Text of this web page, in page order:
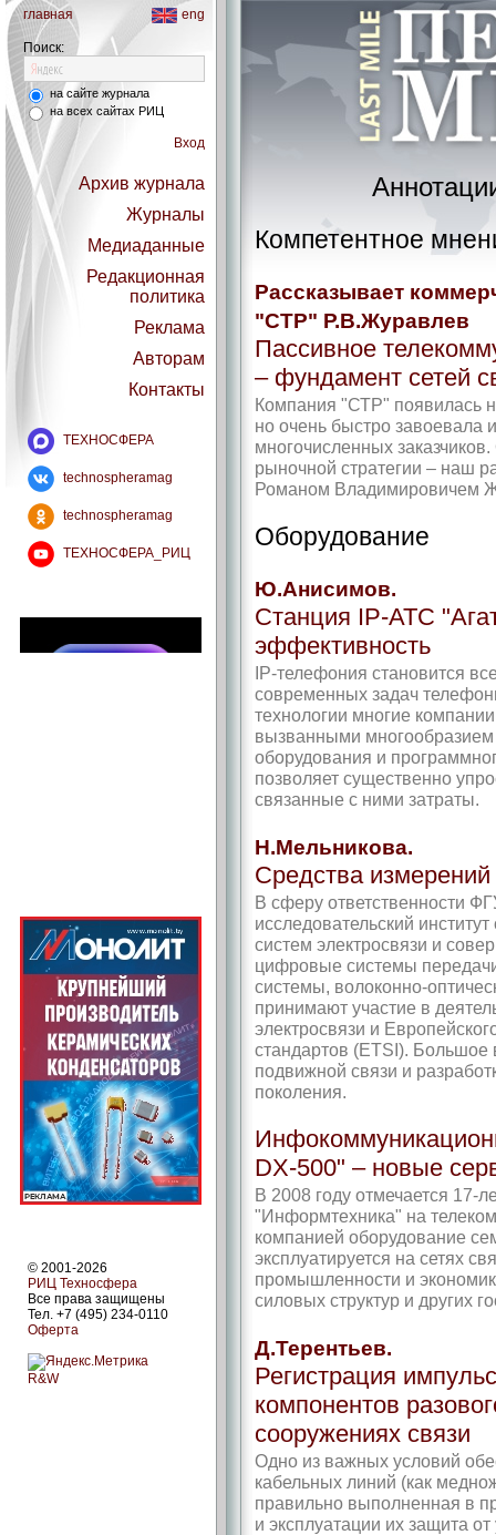
главная eng
Поиск:
на сайте журнала
на всех сайтах РИЦ
Вход
Архив журнала
Журналы
Медиаданные
Редакционная
политика
Реклама
Авторам
Контакты
ТЕХНОСФЕРА
technospheramag
technospheramag
ТЕХНОСФЕРА_РИЦ
© 2001-2026
РИЦ Техносфера
Все права защищены
Тел. +7 (495) 234-0110
Оферта
R&W
Компетентное
Рассказывает
"СТР" Р.В.Журавлев
Пассивное
– фундамент сетей
Компания "СТР" появилась
но очень быстро завоевала
многочисленных
рыночной стратегии – наш
Романом Владимировичем
Оборудование
Ю.Анисимов.
Станция IP-АТС
эффективность
IP-телефония становится
современных задач
технологии многие
вызванными
оборудования и
позволяет существенно
связанные с ними затраты.
Н.Мельникова.
Средства
В сферу ответственности
исследовательский
систем электросвязи и
цифровые системы
системы, волоконно-
принимают участие в
электросвязи и
стандартов (ETSI). Большое
подвижной связи и
поколения.
DX-500" – новые
В 2008 году отмечается 17-
"Информтехника" на
компанией оборудование
эксплуатируется на сетях
промышленности и
силовых структур и других
Д.Терентьев.
Регистрация
компонентов
сооружениях связи
Одно из важных условий
кабельных линий (как
правильно выполненная в
и эксплуатации их защита